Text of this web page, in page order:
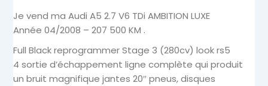
Je vend ma Audi A5 2.7 V6 TDi AMBITION LUXE
Année 04/2008 – 207 500 KM .
Full Black reprogrammer Stage 3 (280cv) look rs5
4 sortie d’échappement ligne complète qui produit
un bruit magnifique jantes 20″ pneus, disques